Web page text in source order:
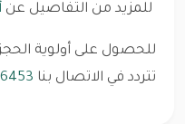
للمزيد من التفاصيل عن
للحصول على أولوية
تتردد في الاتصال بنا